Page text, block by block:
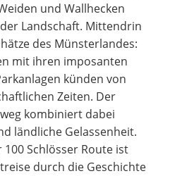
und Wallhecken
Landschaft. Mittendrin
des Münsterlandes:
mit ihren imposanten
künden von
Zeiten. Der
kombiniert dabei
ländliche Gelassenheit.
Schlösser Route ist
durch die Geschichte